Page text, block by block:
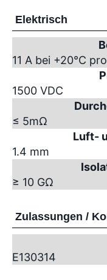
Elektrisch
11 A bei +20°C
1500 VDC
≤ 5mΩ
Luft-
1.4 mm
≥ 10 GΩ
Zulassungen /
E130314